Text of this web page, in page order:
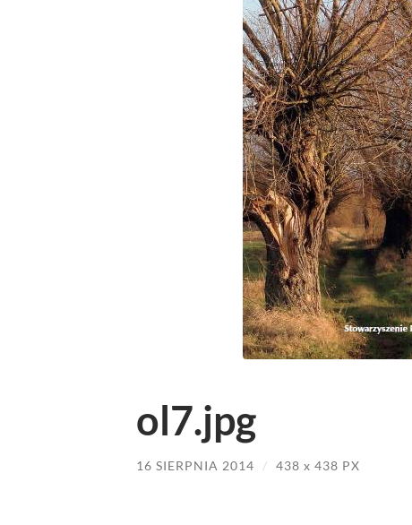
ol7.jpg
16 SIERPNIA 2014 / 438 x 438 PX